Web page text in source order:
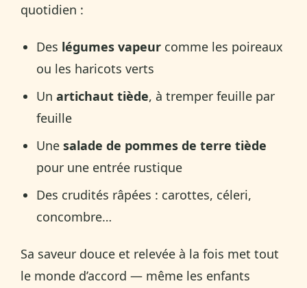
quotidien :
Des légumes vapeur comme les poireaux
ou les haricots verts
Unartichaut tiède, à tremper feuille par
feuille
Unesalade de pommes de terre tiède
pour une entrée rustique
Des crudités râpées : carottes, céleri,
concombre…
Sa saveur douce et relevée à la fois met tout
le monde d’accord — même les enfants